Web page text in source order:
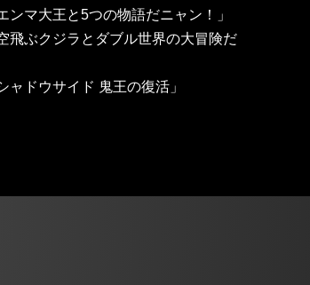
ンマ大王と5つの物語だニャン！」
飛ぶクジラとダブル世界の大冒険だ
ャドウサイド 鬼王の復活」